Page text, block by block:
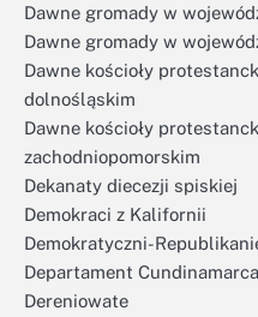
Dawne gromady w
Dawne gromady w
Dawne kościoły
dolnośląskim
Dawne kościoły
zachodniopomorskim
Dekanaty diecezji spiskiej
Demokraci z Kalifornii
Demokratyczni-
Departament Cundinamarca
Dereniowate